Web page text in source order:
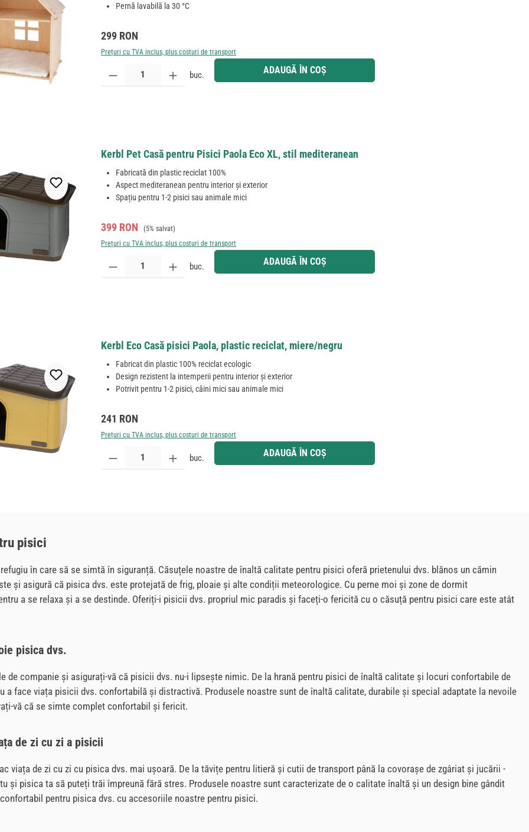
Pernă lavabilă la 30 °C
Preț obișnuit:
299 RON
Prețuri cu TVA inclus, plus costuri de transport
Cantitate produs: Introduceți cantitatea dorită sau utilizați butoanele pentru a mări sau micșora cantitatea.
buc. ADAUGĂ ÎN COȘ
Kerbl Pet Casă pentru Pisici Paola Eco XL, stil mediteranean
Fabricată din plastic reciclat 100%
Aspect mediteranean pentru interior și exterior
Spațiu pentru 1-2 pisici sau animale mici
Preț de vânzare:
399 RON Preț obișnuit:
(5% salvat)
Prețuri cu TVA inclus, plus costuri de transport
Cantitate produs: Introduceți cantitatea dorită sau utilizați butoanele pentru a mări sau micșora cantitatea.
buc. ADAUGĂ ÎN COȘ
Kerbl Eco Casă pisici Paola, plastic reciclat, miere/negru
Fabricat din plastic 100% reciclat ecologic
Design rezistent la intemperii pentru interior și exterior
Potrivit pentru 1-2 pisici, câini mici sau animale mici
Preț obișnuit:
241 RON
Prețuri cu TVA inclus, plus costuri de transport
Cantitate produs: Introduceți cantitatea dorită sau utilizați butoanele pentru a mări sau micșora cantitatea.
buc. ADAUGĂ ÎN COȘ
pisici
în care să se simtă în siguranță. Căsuțele noastre de înaltă calitate pentru pisici oferă prietenului dvs. blănos un cămin
și asigură că pisica dvs. este protejată de frig, ploaie și alte condiții meteorologice. Cu perne moi și zone de dormit
a se relaxa și a se destinde. Oferiți-i pisicii dvs. propriul mic paradis și faceți-o fericită cu o căsuță pentru pisici care este atât
pisica dvs.
de companie și asigurați-vă că pisicii dvs. nu-i lipsește nimic. De la hrană pentru pisici de înaltă calitate și locuri confortabile de
a face viața pisicii dvs. confortabilă și distractivă. Produsele noastre sunt de înaltă calitate, durabile și special adaptate la nevoile
vă că se simte complet confortabil și fericit.
de zi cu zi a pisicii
viața de zi cu zi cu pisica dvs. mai ușoară. De la tăvițe pentru litieră și cutii de transport până la covorașe de zgâriat și jucării -
pisica ta să puteți trăi împreună fără stres. Produsele noastre sunt caracterizate de o calitate înaltă și un design bine gândit
pentru pisica dvs. cu accesoriile noastre pentru pisici.